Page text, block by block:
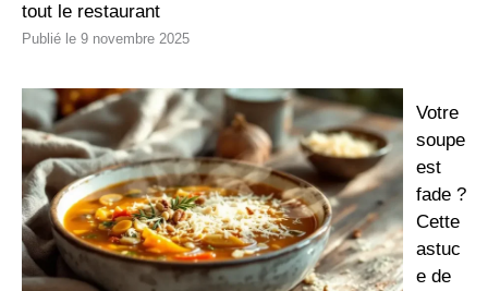
tout le restaurant
9 novembre 2025
Votre
soupe
est
fade ?
Cette
astuc
e de